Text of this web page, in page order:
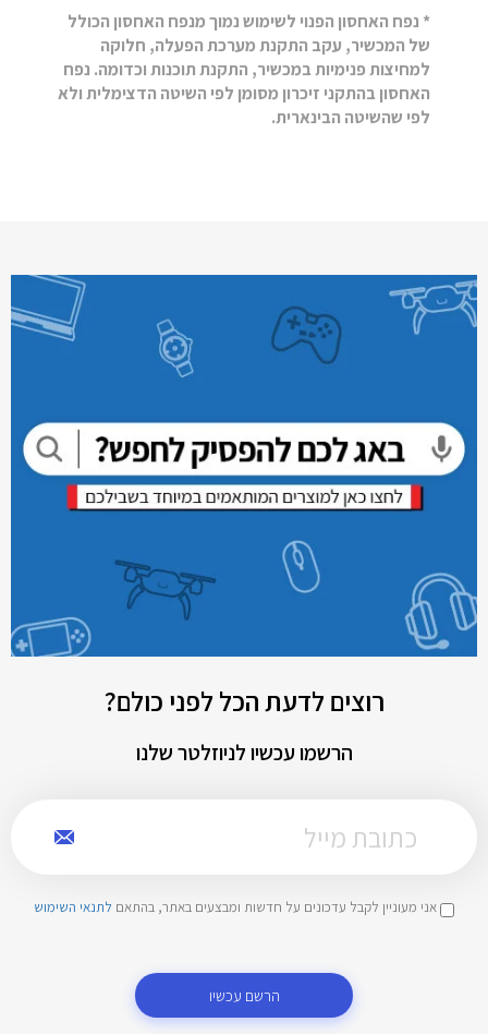
* נפח האחסון הפנוי לשימוש נמוך מנפח האחסון הכולל
של המכשיר, עקב התקנת מערכת הפעלה, חלוקה
למחיצות פנימיות במכשיר, התקנת תוכנות וכדומה. נפח
האחסון בהתקני זיכרון מסומן לפי השיטה הדצימלית ולא
לפי שהשיטה הבינארית.
רוצים לדעת הכל לפני כולם?
הרשמו עכשיו לניוזלטר שלנו
אני מעוניין לקבל עדכונים על חדשות ומבצעים באתר, בהתאם לתנאי השימוש
הרשם עכשיו